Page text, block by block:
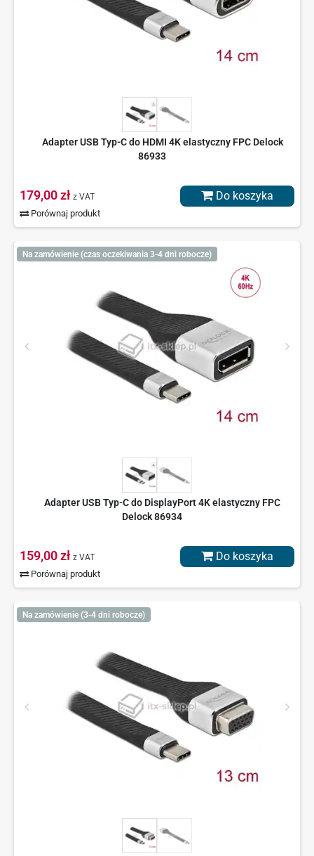
Adapter USB Typ-C do HDMI 4K elastyczny FPC Delock
86933
179,00 zł z VAT
Porównaj produkt
Do koszyka
Na zamówienie (czas oczekiwania 3-4 dni robocze)
Adapter USB Typ-C do DisplayPort 4K elastyczny FPC
Delock 86934
159,00 zł z VAT
Porównaj produkt
Do koszyka
Na zamówienie (3-4 dni robocze)